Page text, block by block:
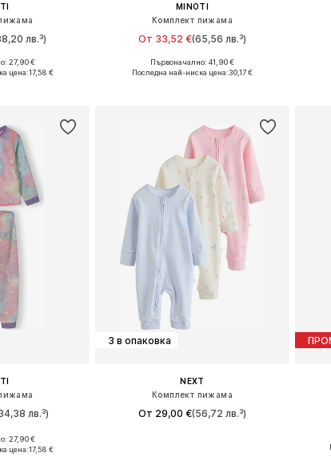
лв.³)
размери
27,90 €
цена:17,58 €
MINOTI
Комплект пижама
От 33,52 €(65,56 лв.³)
Предлага се в много размери
Първоначално: 41,90 €
Последна най-ниска цена:30,17 €
лв.³)
27,90 €
цена:17,58 €
3 в опаковка
NEXT
Комплект пижама
От 29,00 €(56,72 лв.³)